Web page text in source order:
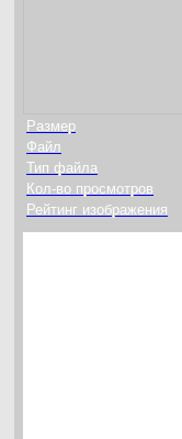
Размер
Файл
Тип файла
Кол-во просмотров
Рейтинг изображения